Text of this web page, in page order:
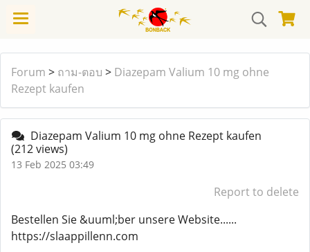
Forum > ถาม-ตอบ > Diazepam Valium 10 mg ohne
Rezept kaufen
Diazepam Valium 10 mg ohne Rezept kaufen
(212 views)
13 Feb 2025 03:49
Report to delete
Bestellen Sie &uuml;ber unsere Website......
https://slaappillenn.com